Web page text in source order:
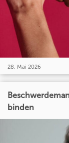
28. Mai 2026
binden